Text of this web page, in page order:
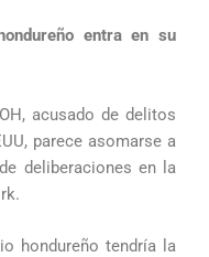
entra en su
acusado de delitos
parece asomarse a
deliberaciones en la
hondureño tendría la